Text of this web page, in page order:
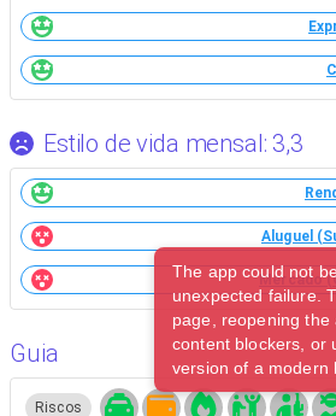
Estilo de vida mensal: 3,3
Aluguel
Mercado
Guia
Riscos
The app could not
unexpected failure.
page, reopening
content blockers, or
version of a modern